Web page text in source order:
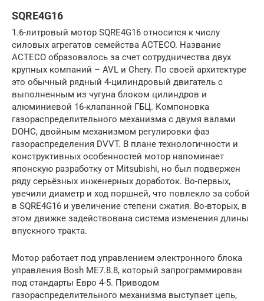
SQRE4G16
1.6-литровый мотор SQRE4G16 относится к числу
силовых агрегатов семейства ACTECO. Название
ACTECO образовалось за счет сотрудничества двух
крупных компаний – AVL и Chery. По своей архитектуре
это обычный рядный 4-цилиндровый двигатель с
выполненным из чугуна блоком цилиндров и
алюминиевой 16-клапанной ГБЦ. Компоновка
газораспределительного механизма с двумя валами
DOHC, двойным механизмом регулировки фаз
газораспределения DVVT. В плане технологичности и
конструктивных особенностей мотор напоминает
японскую разработку от Mitsubishi, но был подвержен
ряду серьёзных инженерных доработок. Во-первых,
увечили диаметр и ход поршней, что повлекло за собой
в SQRE4G16 и увеличение степени сжатия. Во-вторых, в
этом движке задействована система изменения длины
впускного тракта.
Мотор работает под управлением электронного блока
управления Bosh ME7.8.8, который запрограммирован
под стандарты Евро 4-5. Приводом
газораспределительного механизма выступает цепь,